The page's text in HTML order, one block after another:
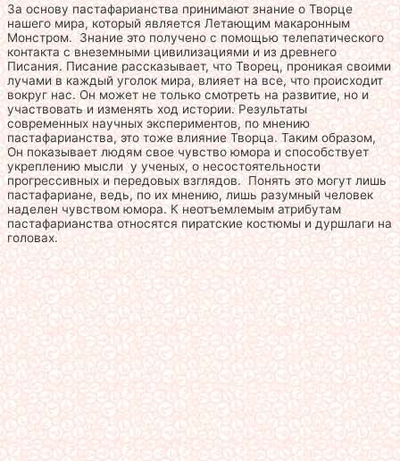
За основу пастафарианства принимают знание о Творце
нашего мира, который является Летающим макаронным
Монстром. Знание это получено с помощью телепатического
контакта с внеземными цивилизациями и из древнего
Писания. Писание рассказывает, что Творец, проникая своими
лучами в каждый уголок мира, влияет на все, что происходит
вокруг нас. Он может не только смотреть на развитие, но и
участвовать и изменять ход истории. Результаты
современных научных экспериментов, по мнению
пастафарианства, это тоже влияние Творца. Таким образом,
Он показывает людям свое чувство юмора и способствует
укреплению мысли у ученых, о несостоятельности
прогрессивных и передовых взглядов. Понять это могут лишь
пастафариане, ведь, по их мнению, лишь разумный человек
наделен чувством юмора. К неотъемлемым атрибутам
пастафарианства относятся пиратские костюмы и дуршлаги на
головах.